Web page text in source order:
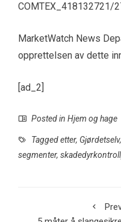
COMTEX_418132721/
MarketWatch News
opprettelsen av dette
[ad_2]
Posted in Hjem og hage
Taggedetter, Gjørdetselv,
segmenter,